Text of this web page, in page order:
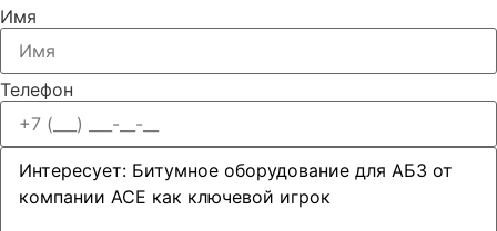
Имя
Телефон